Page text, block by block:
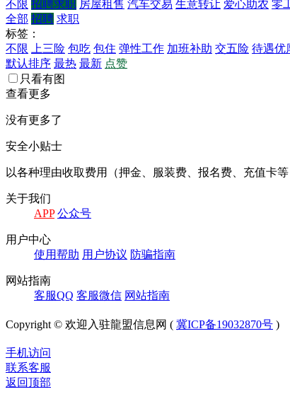
不限 招聘求职 房屋租售 汽车交易 生意转让 爱心助农 零
全部 招聘 求职
标签：
不限
上三险 包吃 包住 弹性工作 加班补助 交五险 待遇优
默认排序 最热 最新 点赞
只看有图
查看更多
没有更多了
安全小贴士
以各种理由收取费⽤（押⾦、服装费、报名费、充值卡
关于我们
APP 公众号
⽤户中⼼
使⽤帮助 ⽤户协议 防骗指南
⽹站指南
客服QQ 客服微信 ⽹站指南
Copyright © 欢迎入驻龍盟信息网 ( 冀ICP备19032870号 )
手机访问
联系客服
返回顶部